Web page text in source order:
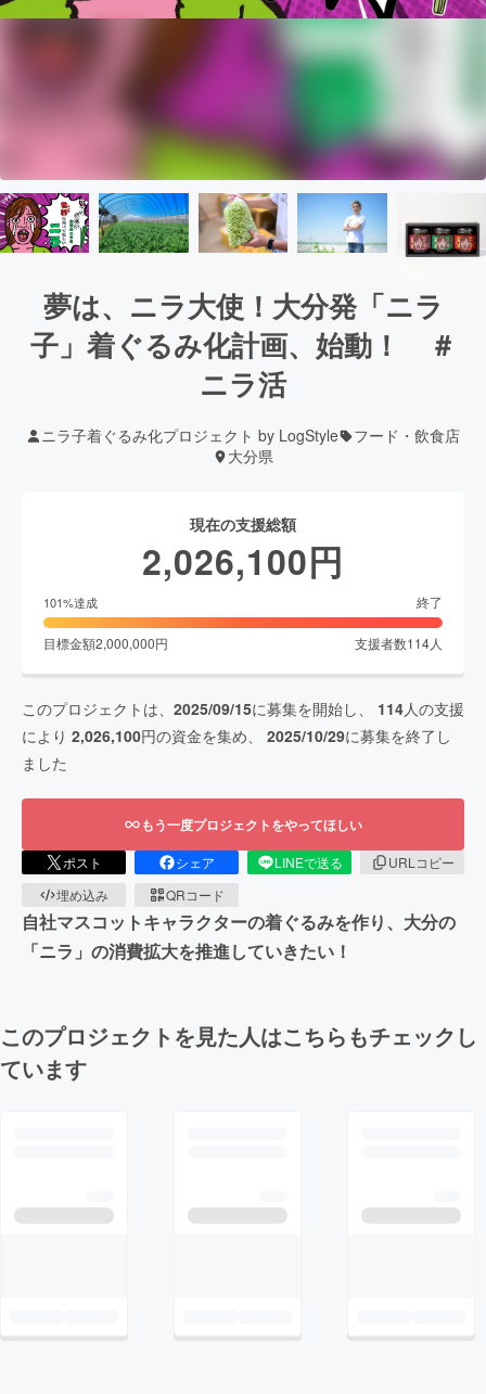
夢は、ニラ大使！大分発「ニラ
子」着ぐるみ化計画、始動！ ＃
ニラ活
ニラ子着ぐるみ化プロジェクト by LogStyle
フード・飲食店
大分県
現在の支援総額
2,026,100円
101%達成 終了
目標金額2,000,000円 支援者数114人
このプロジェクトは、 2025/09/15に募集を開始し、 114人の支援
により 2,026,100円の資金を集め、 2025/10/29に募集を終了し
ました
もう一度プロジェクトをやってほしい
ポスト シェア LINEで送る
URLコピー
埋め込み
QRコード
自社マスコットキャラクターの着ぐるみを作り、大分の
「ニラ」の消費拡大を推進していきたい！
このプロジェクトを見た人はこちらもチェックし
ています